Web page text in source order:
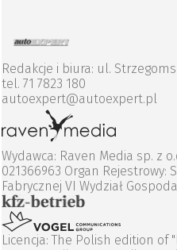
Redakcje i biura: ul.
tel. 71 7823 180
autoexpert@autoexpert.pl
Wydawca: Raven Media sp. z
021366963 Organ Rejestrowy:
Fabrycznej VI Wydział
Licencja: The Polish edition